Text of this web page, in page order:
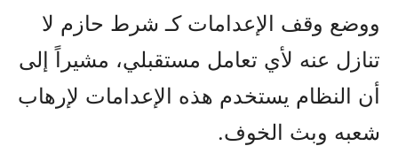
ووضع وقف الإعدامات كـ شرط حازم لا
تنازل عنه لأي تعامل مستقبلي، مشيراً إلى
أن النظام يستخدم هذه الإعدامات لإرهاب
شعبه وبث الخوف.